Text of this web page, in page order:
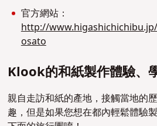
官方網站：
http://
osato
Klook的和紙製作體驗、
親自走訪和紙的產地，接觸當地的
趣，但是如果您想在都內輕鬆體驗